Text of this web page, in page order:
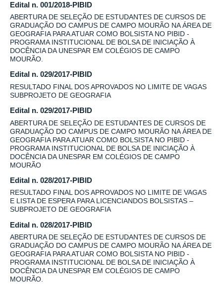
Edital n. 001/2018-PIBID
ABERTURA DE SELEÇÃO DE ESTUDANTES DE CURSOS DE
GRADUAÇÃO DO CAMPUS DE CAMPO MOURÃO NA ÁREA DE
GEOGRAFIA PARA ATUAR COMO BOLSISTA NO PIBID -
PROGRAMA INSTITUCIONAL DE BOLSA DE INICIAÇÃO À
DOCÊNCIA DA UNESPAR EM COLÉGIOS DE CAMPO
MOURÃO.
Edital n. 029/2017-PIBID
RESULTADO FINAL DOS APROVADOS NO LIMITE DE VAGAS
SUBPROJETO DE GEOGRAFIA
Edital n. 029/2017-PIBID
ABERTURA DE SELEÇÃO DE ESTUDANTES DE CURSOS DE
GRADUAÇÃO DO CAMPUS DE CAMPO MOURÃO NA ÁREA DE
GEOGRAFIA PARA ATUAR COMO BOLSISTA NO PIBID -
PROGRAMA INSTITUCIONAL DE BOLSA DE INICIAÇÃO À
DOCÊNCIA DA UNESPAR EM COLÉGIOS DE CAMPO
MOURÃO
Edital n. 028/2017-PIBID
RESULTADO FINAL DOS APROVADOS NO LIMITE DE VAGAS
E LISTA DE ESPERA PARA LICENCIANDOS BOLSISTAS –
SUBPROJETO DE GEOGRAFIA
Edital n. 028/2017-PIBID
ABERTURA DE SELEÇÃO DE ESTUDANTES DE CURSOS DE
GRADUAÇÃO DO CAMPUS DE CAMPO MOURÃO NA ÁREA DE
GEOGRAFIA PARA ATUAR COMO BOLSISTA NO PIBID -
PROGRAMA INSTITUCIONAL DE BOLSA DE INICIAÇÃO À
DOCÊNCIA DA UNESPAR EM COLÉGIOS DE CAMPO
MOURÃO.